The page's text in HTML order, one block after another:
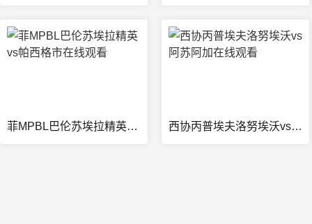
菲MPBL巴伦苏埃拉精英vs帕西格市在线观看 西协丙普埃夫洛努埃沃vs阿苏阿加在线观看